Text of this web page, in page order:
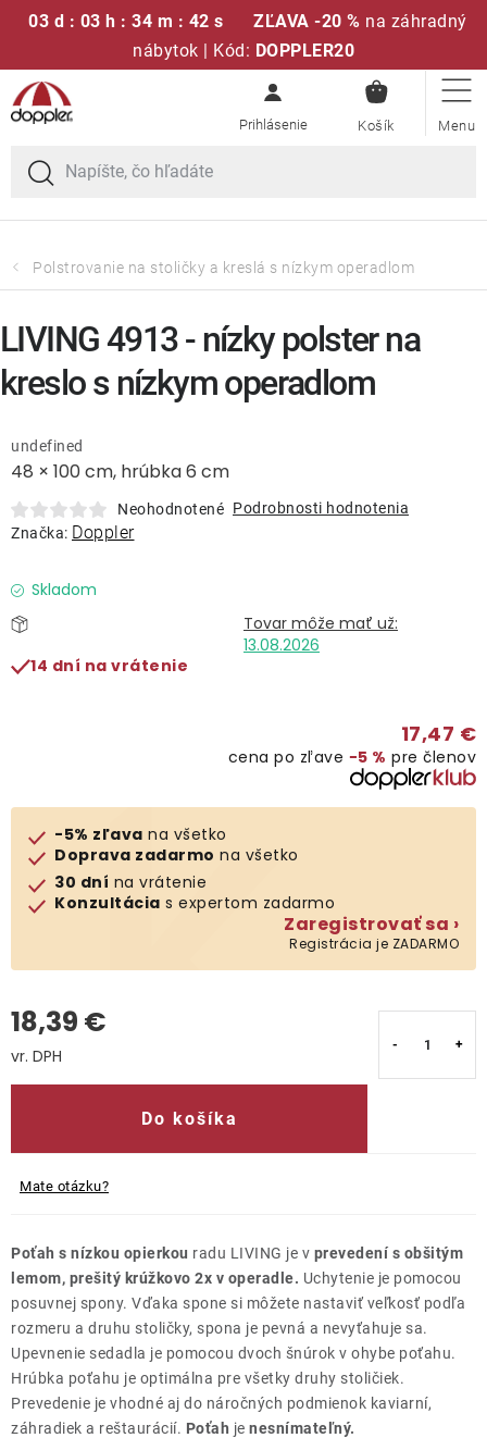
03 d : 03 h : 34 m : 41 s ZĽAVA -20 % na záhradný
nábytok | Kód: DOPPLER20
Prejsť
na
obsah
KOŠÍK
Sedacie súpravy
Slnečníky
Polstre a sedáky
Predávané značky
Klub výhod
Kontakty
Polstrovanie na stoličky a kreslá s nízkym operadlom
48 × 100 cm, hrúbka 6 cm
undefined
Neohodnotené Podrobnosti hodnotenia
Značka: Doppler
Skladom
13.08.2026
14 dní na vrátenie
17,47 €
cena po zľave −5 % pre členov
-5% zľava na všetko
Doprava zadarmo na všetko
30 dní na vrátenie
Konzultácia s expertom zadarmo
Zaregistrovať sa ›
Registrácia je ZADARMO
18,39 €
Do košíka
Mate otázku?
Poťah s nízkou opierkou radu LIVING je v prevedení s obšitým
lemom, prešitý krúžkovo 2x v operadle. Uchytenie je pomocou
posuvnej spony. Vďaka spone si môžete nastaviť veľkosť podľa
rozmeru a druhu stoličky, spona je pevná a nevyťahuje sa.
Upevnenie sedadla je pomocou dvoch šnúrok v ohybe poťahu.
Hrúbka poťahu je optimálna pre všetky druhy stoličiek.
Prevedenie je vhodné aj do náročných podmienok kaviarní,
záhradiek a reštaurácií. Poťah je nesnímateľný.
LIVING 4913 - nízky polster na
kreslo s nízkym operadlom